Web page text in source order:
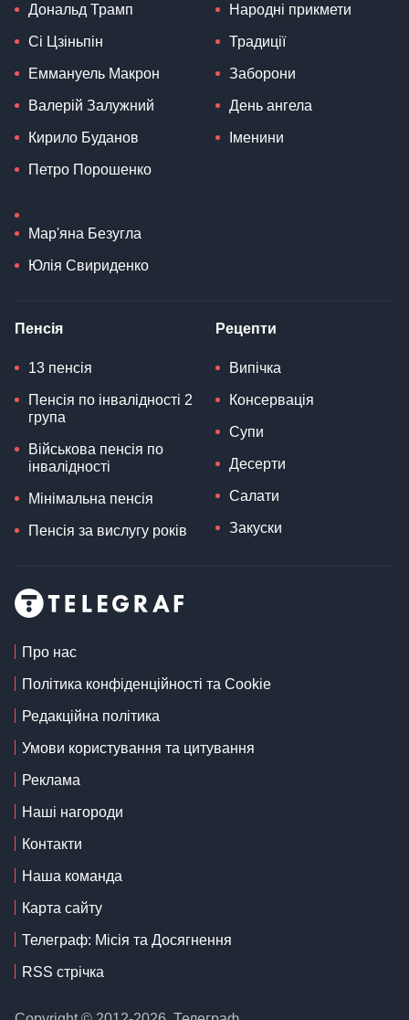
Дональд Трамп
Сі Цзіньпін
Еммануель Макрон
Валерій Залужний
Кирило Буданов
Петро Порошенко
Мар'яна Безугла
Юлія Свириденко
Народні прикмети
Традиції
Заборони
День ангела
Іменини
Пенсія
13 пенсія
Пенсія по інвалідності 2
група
Військова пенсія по
інвалідності
Мінімальна пенсія
Пенсія за вислугу років
Рецепти
Випічка
Консервація
Супи
Десерти
Салати
Закуски
Про нас
Політика конфіденційності та Cookie
Редакційна політика
Умови користування та цитування
Реклама
Наші нагороди
Контакти
Наша команда
Карта сайту
Телеграф: Місія та Досягнення
RSS стрічка